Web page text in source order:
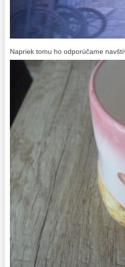
Napriek tomu ho odporúčame